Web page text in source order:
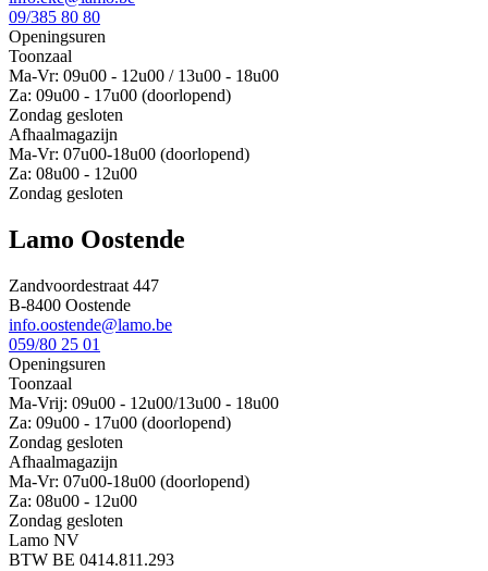
09/385 80 80
Openingsuren
Toonzaal
Ma-Vr: 09u00 - 12u00 / 13u00 - 18u00
Za: 09u00 - 17u00 (doorlopend)
Zondag gesloten
Afhaalmagazijn
Ma-Vr: 07u00-18u00 (doorlopend)
Za: 08u00 - 12u00
Zondag gesloten
Lamo Oostende
Zandvoordestraat 447
B-8400 Oostende
info.oostende@lamo.be
059/80 25 01
Openingsuren
Toonzaal
Ma-Vrij: 09u00 - 12u00/13u00 - 18u00
Za: 09u00 - 17u00 (doorlopend)
Zondag gesloten
Afhaalmagazijn
Ma-Vr: 07u00-18u00 (doorlopend)
Za: 08u00 - 12u00
Zondag gesloten
Lamo NV
BTW BE 0414.811.293